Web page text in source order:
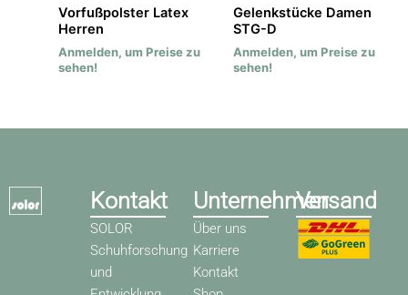
Vorfußpolster Latex
Herren
Anmelden, um Preise zu
sehen!
Gelenkstücke Damen
STG-D
Anmelden, um Preise zu
sehen!
Kontakt
SOLOR
Schuhforschung
und
Unternehmen
Über uns
Karriere
Kontakt
Versand